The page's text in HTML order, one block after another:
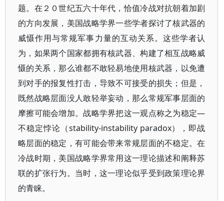
题。在２０世纪五六十年代，恰值冷战对抗朝着加剧
的方向发展，美国战略学界一些学者探讨了核武器的
威慑作用与常规军事力量的互动关系。这些学者认
为，如果两个国家都拥有核武器、构建了相互战略威
慑的关系，那么谁都不敢轻易地使用核武器，以免遭
到对手的报复性打击，导致不可接受的损失；但是，
既然战略层面没人敢轻举妄动，那么常规军事层面的
摩擦可能会增加。战略学界把这一观点称之为稳定—
不稳定悖论（stability-instability paradox），即战
略层面的稳定，有可能会带来常规层面的不稳定。在
冷战时期，美国战略学界常用这一理论描述和阐释苏
联的扩张行为。当时，这一理论似乎受到政策理论界
的青睐。